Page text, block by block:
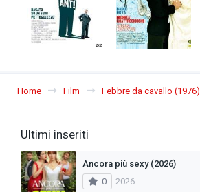
Home Film Febbre da cavallo (1976)
Ultimi inseriti
Ancora più sexy (2026)
0
2026